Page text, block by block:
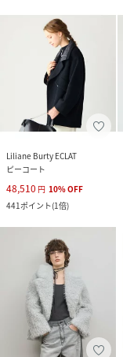
Liliane Burty ECLAT
ピーコート
48,510 円 10%OFF
441ポイント(1倍)